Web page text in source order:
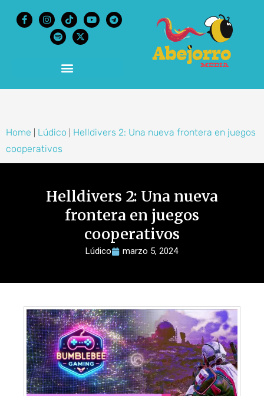
Home Lúdico
Helldivers 2: Una nueva frontera en juegos
cooperativos
Helldivers 2: Una nueva
frontera en juegos
cooperativos
Lúdico marzo 5, 2024